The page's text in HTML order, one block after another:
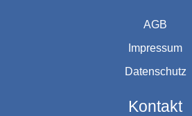
AGB
Impressum
Datenschutz
Kontakt